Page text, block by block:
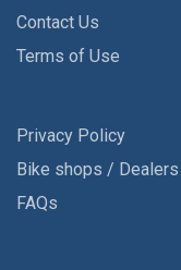
Contact Us
Terms of Use
Privacy Policy
Bike shops / Dealers
FAQs